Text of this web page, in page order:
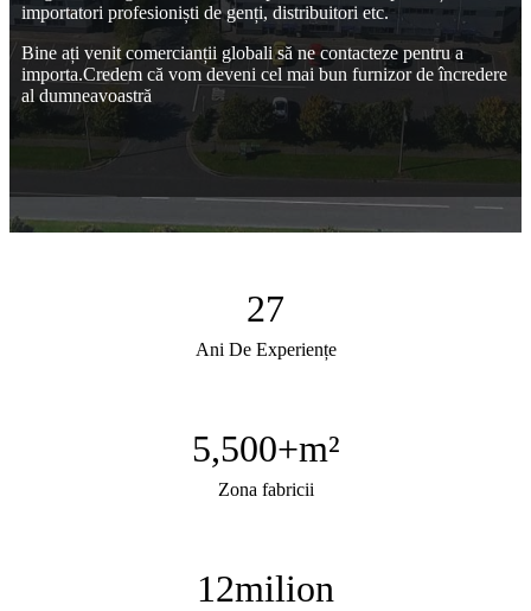
importatori profesioniști de genți, distribuitori etc.
Bine ați venit comercianții globali să ne contacteze pentru a
importa.Credem că vom deveni cel mai bun furnizor de încredere
al dumneavoastră
27
Ani De Experiențe
5,500+m²
Zona fabricii
12milion